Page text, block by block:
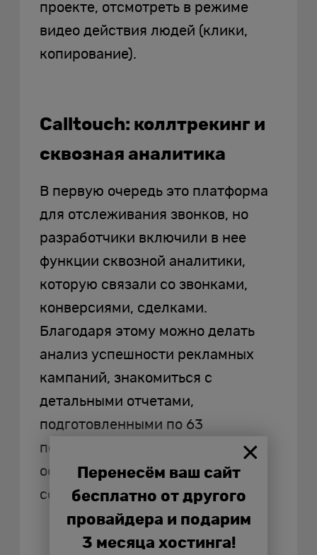
проекте, отсмотреть в режиме
видео действия людей (клики,
копирование).
Calltouch: коллтрекинг и
сквозная аналитика
В первую очередь это платформа
для отслеживания звонков, но
разработчики включили в нее
функции сквозной аналитики,
которую связали со звонками,
конверсиями, сделками.
Благодаря этому можно делать
анализ успешности рекламных
кампаний, знакомиться с
детальными отчетами,
подготовленными по 63
показателям, а также
осуществлять контроль
сотрудников.
Перенесём ваш сайт
бесплатно от другого
провайдера и подарим
3 месяца хостинга!